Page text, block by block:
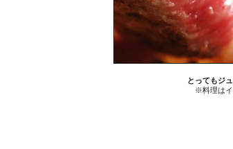
とってもジ
※料理は